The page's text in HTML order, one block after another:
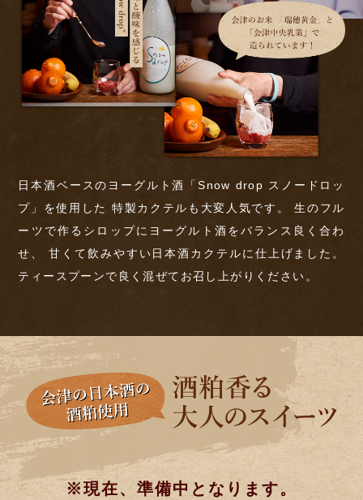
日本酒ベースのヨーグルト酒「Snow drop スノードロッ
プ」を使用した 特製カクテルも大変人気です。
生のフル
ーツで作るシロップにヨーグルト酒をバランス良く合わ
せ、
甘くて飲みやすい日本酒カクテルに仕上げました。
ティースプーンで良く混ぜてお召し上がりください。
※現在、準備中となります。